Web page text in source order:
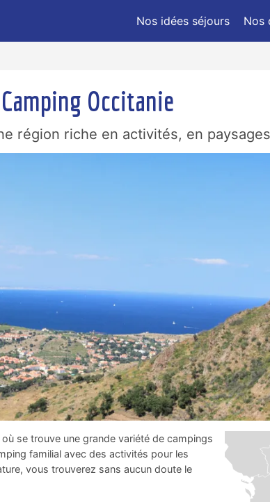
Nos idées séjours Nos
Camping Occitanie
région riche en activités, en
se trouve une grande variété de campings
familial avec des activités pour les
vous trouverez sans aucun doute le